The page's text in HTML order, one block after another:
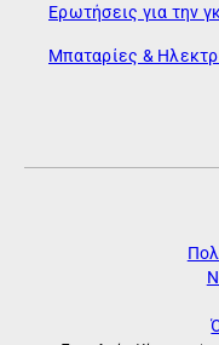
Ερωτήσεις για την
Μπαταρίες &